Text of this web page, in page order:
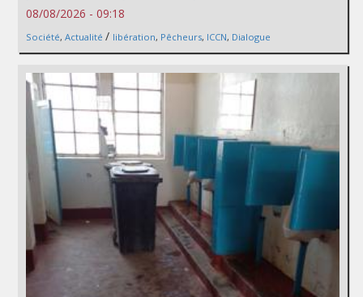
08/08/2026 - 09:18
Société, Actualité / libération, Pêcheurs, ICCN, Dialogue